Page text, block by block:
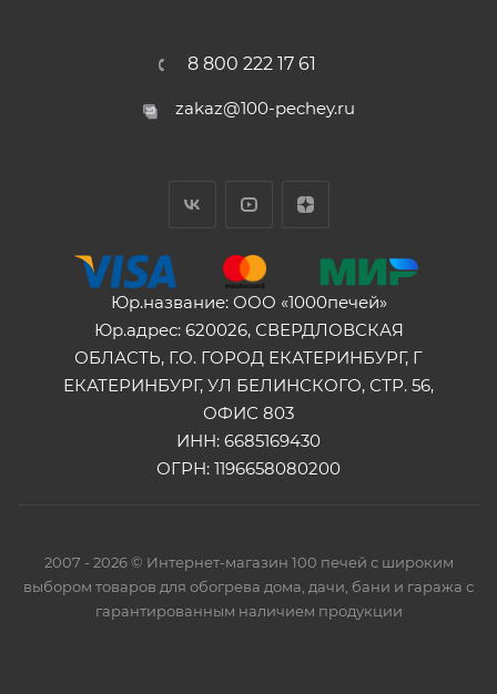
8 800 222 17 61
zakaz@100-pechey.ru
Юр.название: ООО «1000печей»
Юр.адрес: 620026, СВЕРДЛОВСКАЯ
ОБЛАСТЬ, Г.О. ГОРОД ЕКАТЕРИНБУРГ, Г
ЕКАТЕРИНБУРГ, УЛ БЕЛИНСКОГО, СТР. 56,
ОФИС 803
ИНН: 6685169430
ОГРН: 1196658080200
2007 - 2026 © Интернет-магазин 100 печей с широким
выбором товаров для обогрева дома, дачи, бани и гаража с
гарантированным наличием продукции